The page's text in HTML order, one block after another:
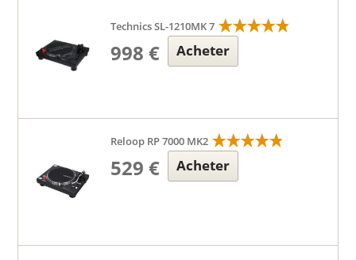
Technics SL-1210MK 7
998 € Acheter
Reloop RP 7000 MK2
529 € Acheter